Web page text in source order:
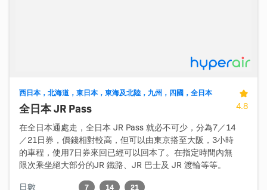
西日本，北海道，東日本，東海及北陸，九州，四國，全日本
全日本 JR Pass
在全日本通處走，全日本 JR Pass 就必不可少，分為7／14
／21日券，價錢相對較高，但可以由東京搭至大阪，3小時
的車程，使用7日券來回已經可以回本了。在指定時間內無
限次乘坐絕大部分的JR 鐵路、JR 巴士及 JR 渡輪等等。
日數
7 14 21
4.8